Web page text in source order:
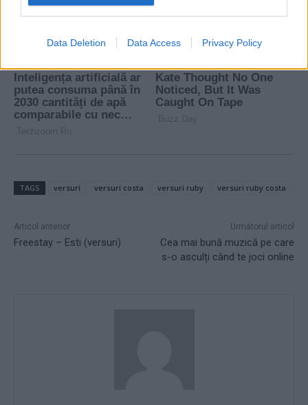
Data Deletion Data Access Privacy Policy
TAGS versuri versuri costa versuri ruby versuri ruby costa
Articol anterior
Freestay – Esti (versuri)
Următorul articol
Cea mai bună muzică pe care
s-o asculți când te joci online